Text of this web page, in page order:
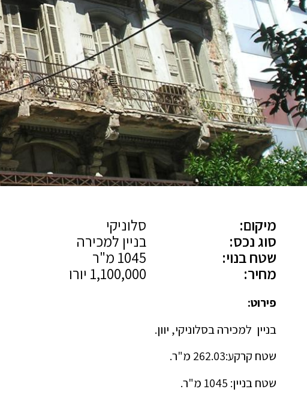
מיקום:
סלוניקי
סוג נכס:
בניין למכירה
שטח בנוי:
מחיר:
פירוט:
בניין למכירה בסלוניקי, יוון.
שטח קרקע:262.03 מ"ר.
שטח בניין: 1045 מ"ר.